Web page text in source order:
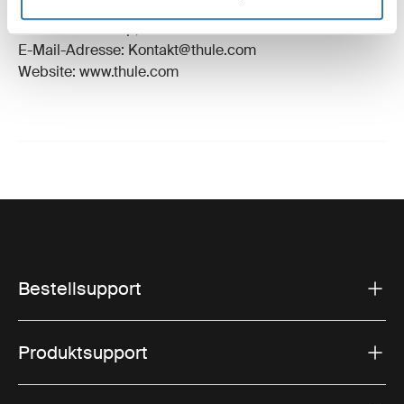
E-Mail-Adresse: Kontakt@thule.com
Website: www.thule.com
Bestellsupport
Produktsupport